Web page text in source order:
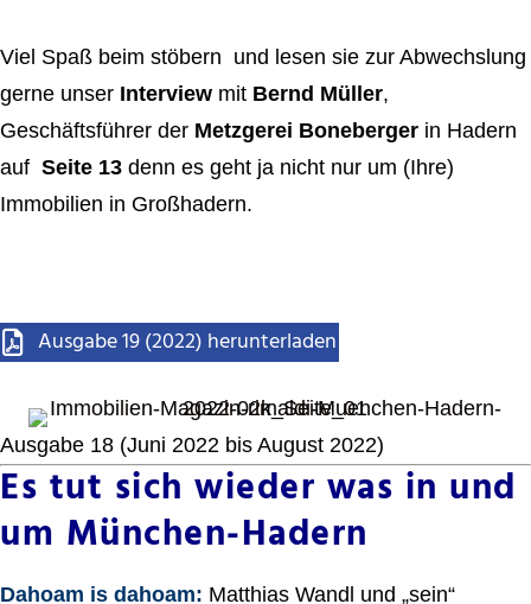
Viel Spaß beim stöbern und lesen sie zur Abwechslung
gerne unser Interview mit Bernd Müller,
Geschäftsführer der Metzgerei Boneberger in Hadern
auf Seite 13 denn es geht ja nicht nur um (Ihre)
Immobilien in Großhadern.
Ausgabe 19 (2022) herunterladen
Ausgabe 18 (Juni 2022 bis August 2022)
Es tut sich wieder was in und
um München-Hadern
Dahoam is dahoam: Matthias Wandl und „sein“